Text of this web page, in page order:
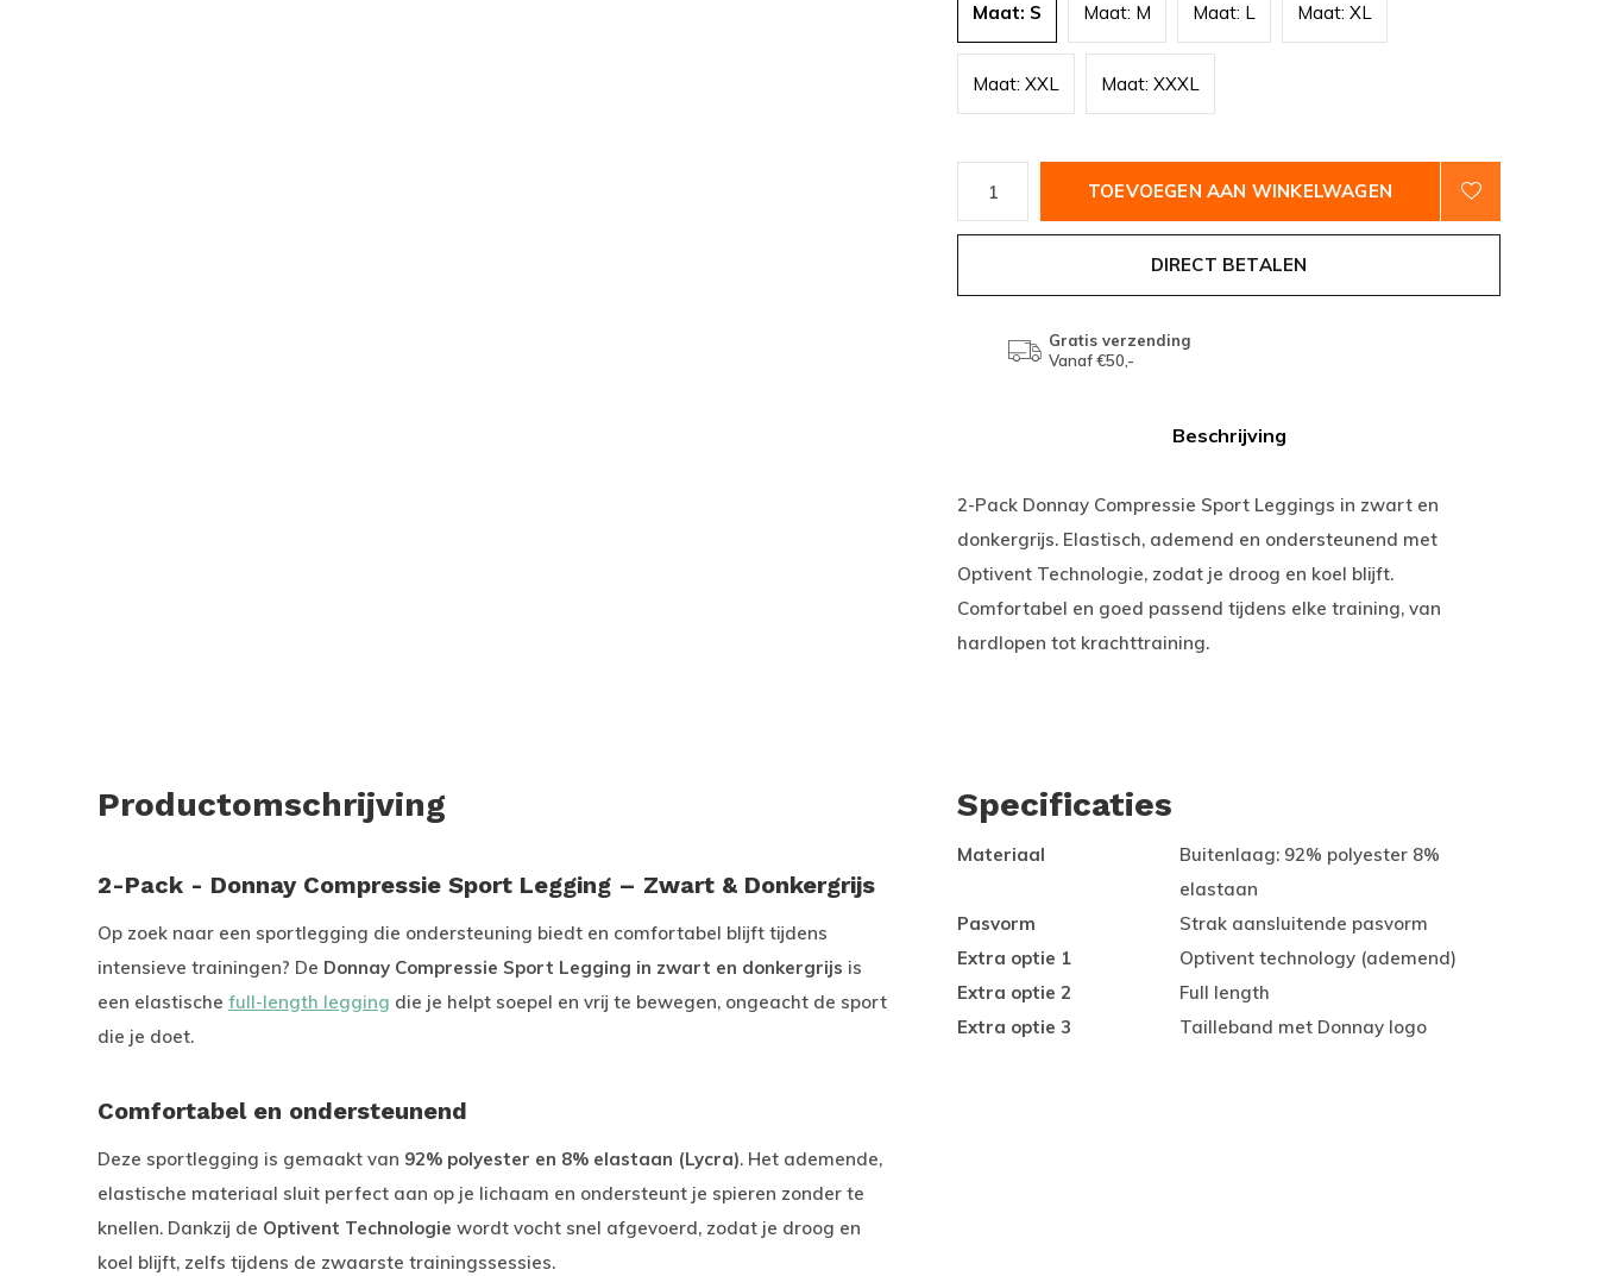
Maat: S Maat: M Maat: L Maat: XL
Maat: XXL Maat: XXXL
TOEVOEGEN AAN WINKELWAGEN
DIRECT BETALEN
Gratis verzending
Vanaf €50,-
Beschrijving
2-Pack Donnay Compressie Sport Leggings in zwart en
donkergrijs. Elastisch, ademend en ondersteunend met
Optivent Technologie, zodat je droog en koel blijft.
Comfortabel en goed passend tijdens elke training, van
hardlopen tot krachttraining.
Productomschrijving
2-Pack - Donnay Compressie Sport Legging – Zwart & Donkergrijs
Op zoek naar een sportlegging die ondersteuning biedt en comfortabel blijft tijdens
intensieve trainingen? De Donnay Compressie Sport Legging in zwart en donkergrijs is
een elastische full-length legging die je helpt soepel en vrij te bewegen, ongeacht de sport
die je doet.
Comfortabel en ondersteunend
Deze sportlegging is gemaakt van 92% polyester en 8% elastaan (Lycra). Het ademende,
elastische materiaal sluit perfect aan op je lichaam en ondersteunt je spieren zonder te
knellen. Dankzij de Optivent Technologie wordt vocht snel afgevoerd, zodat je droog en
koel blijft, zelfs tijdens de zwaarste trainingssessies.
Specificaties
Materiaal
Buitenlaag: 92% polyester 8%
elastaan
Pasvorm
Strak aansluitende pasvorm
Extra optie 1
Optivent technology (ademend)
Extra optie 2
Full length
Extra optie 3
Tailleband met Donnay logo